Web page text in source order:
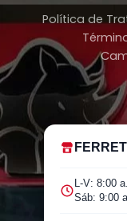
Política de
L-V: 8:00
Sáb: 9:00